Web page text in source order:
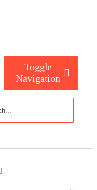
Toggle
Navigation
私たちは誰